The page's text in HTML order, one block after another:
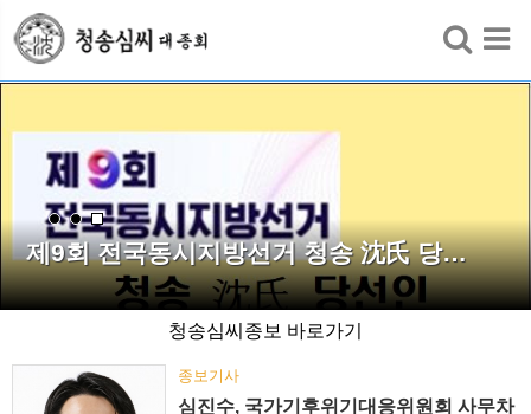
제9회 전국동시지방선거 청송 沈氏 당…
청송심씨종보 바로가기
종보기사
심진수, 국가기후위기대응위원회 사무차